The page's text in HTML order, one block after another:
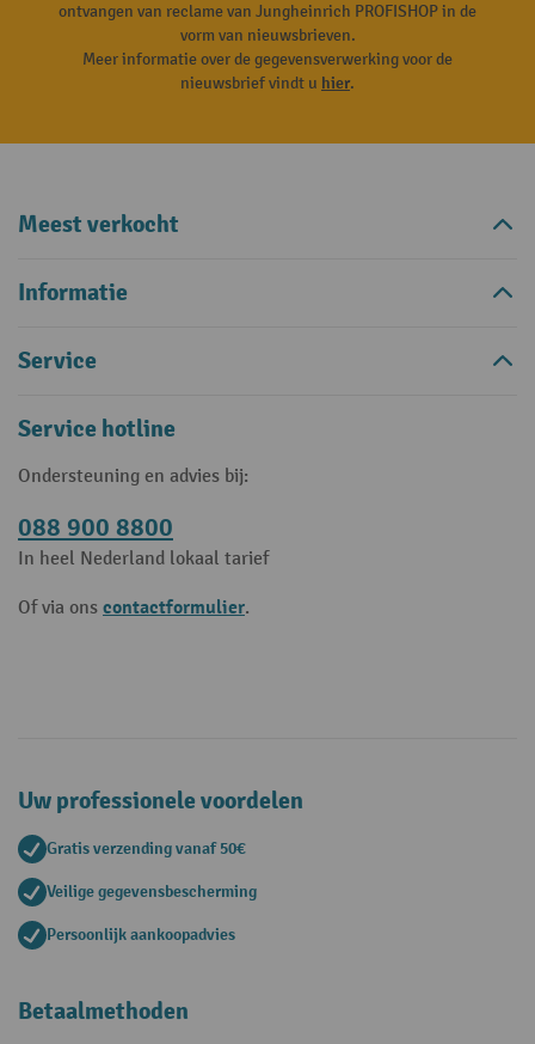
ontvangen van reclame van Jungheinrich PROFISHOP in de
vorm van nieuwsbrieven.
Meer informatie over de gegevensverwerking voor de
nieuwsbrief vindt u hier.
Meest verkocht
Informatie
Service
Service hotline
Ondersteuning en advies bij:
088 900 8800
In heel Nederland lokaal tarief
Of via ons contactformulier.
Uw professionele voordelen
Gratis verzending vanaf 50€
Veilige gegevensbescherming
Persoonlijk aankoopadvies
Betaalmethoden